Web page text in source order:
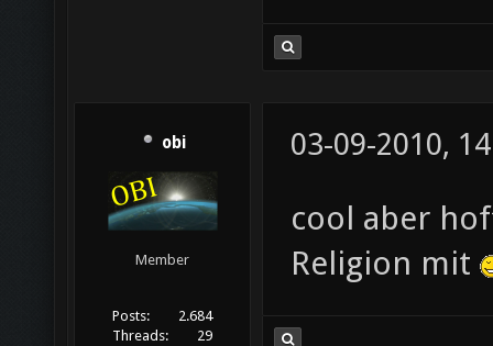
obi
Member
Posts:
2.684
Threads:
29
03-09-2010,
cool aber
Religion mit